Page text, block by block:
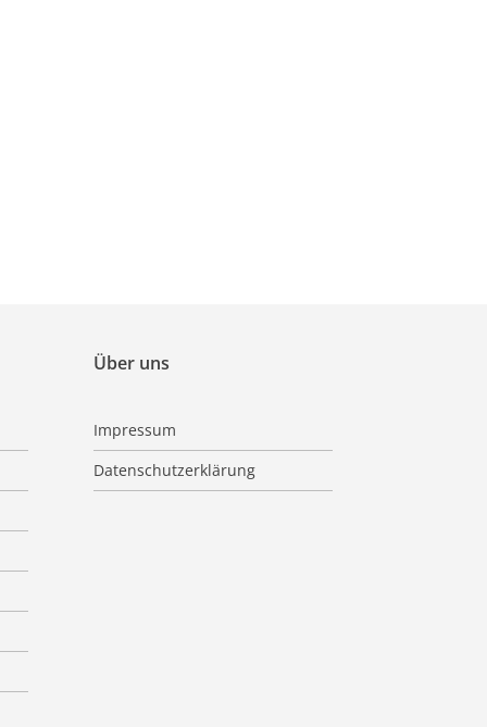
Über uns
Impressum
Datenschutzerklärung